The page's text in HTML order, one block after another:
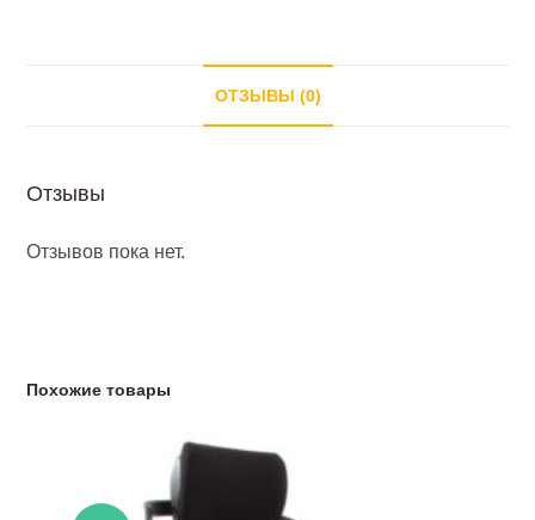
ОТЗЫВЫ (0)
Отзывы
Отзывов пока нет.
Похожие товары